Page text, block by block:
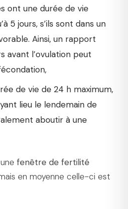
ont une durée de vie
5 jours, s’ils sont dans un
Ainsi, un rapport
avant l’ovulation peut
de vie de 24 h maximum,
lieu le lendemain de
aboutir à une
fenêtre de fertilité
en moyenne celle-ci est